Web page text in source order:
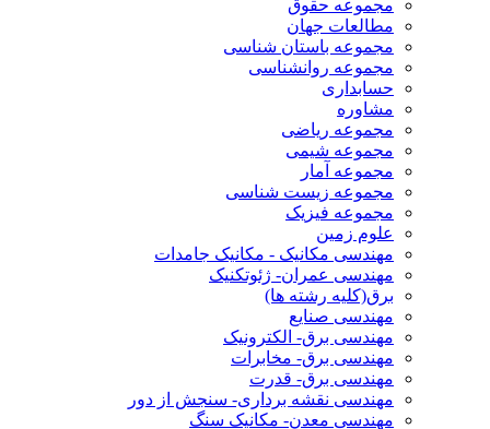
مجموعه حقوق
مطالعات جهان
مجموعه باستان شناسی
مجموعه روانشناسی
حسابداری
مشاوره
مجموعه ریاضی
مجموعه شیمی
مجموعه آمار
مجموعه زیست شناسی
مجموعه فیزیک
علوم زمین
مهندسی مکانیک - مکانیک جامدات
مهندسی عمران- ژئوتکنیک
برق(کلیه رشته ها)
مهندسی صنایع
مهندسی برق- الکترونیک
مهندسی برق- مخابرات
مهندسی برق- قدرت
مهندسی نقشه برداری- سنجش از دور
مهندسی معدن- مکانیک سنگ